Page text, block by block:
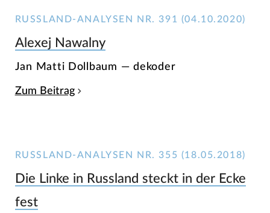
RUSSLAND-ANALYSEN NR. 391 (04.10.2020)
Alexej Nawalny
Jan Matti Dollbaum — dekoder
Zum Beitrag
RUSSLAND-ANALYSEN NR. 355 (18.05.2018)
Die Linke in Russland steckt in der Ecke
fest